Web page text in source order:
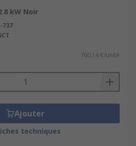
kW Noir
737
760,14 €/unité
Ajouter
techniques